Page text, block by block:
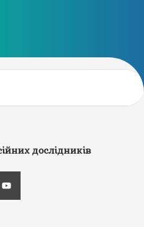
дослідників